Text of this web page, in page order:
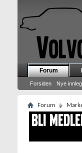
Forum
Forsiden Nye
Forum